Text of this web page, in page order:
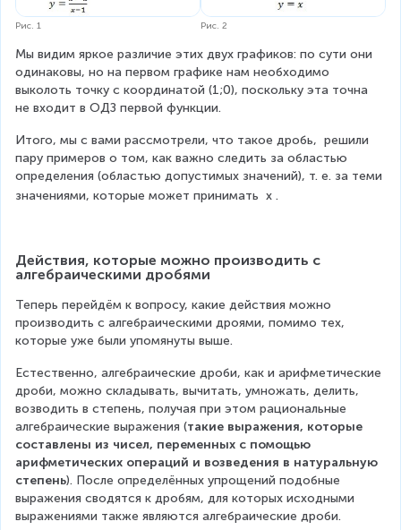
a
b
)
^
2
{
(
a
-
(
a
b
)
}
=
{
\
L
a
r
g
e
\
-
1
}
}
=
{
\
L
a
r
g
a
c
{
x
(
x
-
1
)
}
{
x
-
1
}
Рис. 1 Рис. 2
Мы видим яркое различие этих двух графиков: по сути они
одинаковы, но на первом графике нам необходимо
выколоть точку с координатой (1;0), поскольку эта точна
не входит в ОДЗ первой функции.
Итого, мы с вами рассмотрели, что такое дробь,  решили
пару примеров о том, как важно следить за областью
определения (областью допустимых значений), т. е. за теми
значениями, которые может принимать x .
Действия, которые можно производить с
алгебраическими дробями
Теперь перейдём к вопросу, какие действия можно
производить с алгебраическими дроями, помимо тех,
которые уже были упомянуты выше.
Естественно, алгебраические дроби, как и арифметические
дроби, можно складывать, вычитать, умножать, делить,
возводить в степень, получая при этом рациональные
алгебраические выражения (такие выражения, которые
составлены из чисел, переменных с помощью
арифметических операций и возведения в натуральную
степень). После определённых упрощений подобные
выражения сводятся к дробям, для которых исходными
выражениями также являются алгебраические дроби.